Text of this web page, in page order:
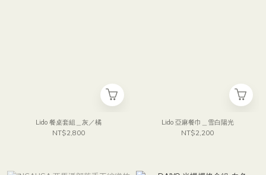
Lido 餐桌套組＿灰／橘
NT$2,800
Lido 亞麻餐巾＿雪白陽光
NT$2,200